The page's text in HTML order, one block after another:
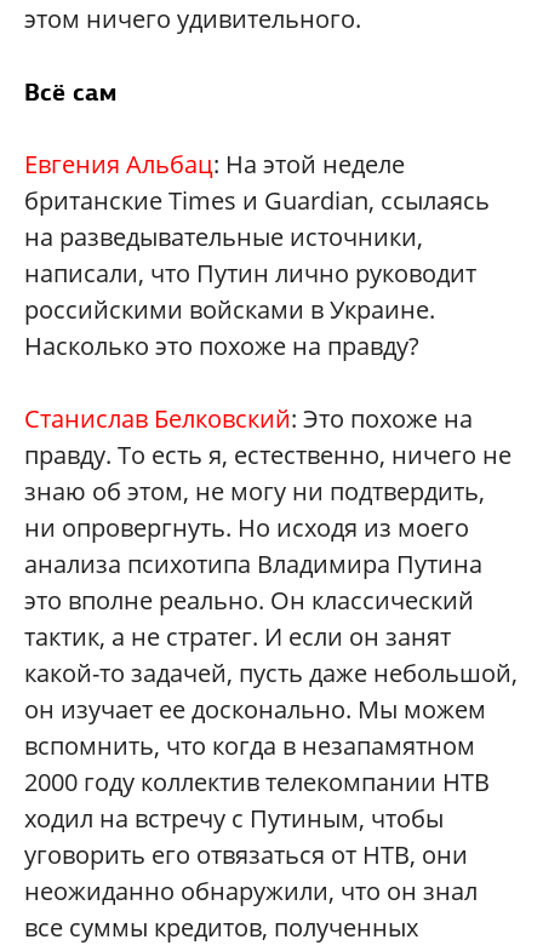
этом ничего удивительного.
Всё сам
Евгения Альбац: На этой неделе
британские Times и Guardian, ссылаясь
на разведывательные источники,
написали, что Путин лично руководит
российскими войсками в Украине.
Насколько это похоже на правду?
Станислав Белковский: Это похоже на
правду. То есть я, естественно, ничего не
знаю об этом, не могу ни подтвердить,
ни опровергнуть. Но исходя из моего
анализа психотипа Владимира Путина
это вполне реально. Он классический
тактик, а не стратег. И если он занят
какой-то задачей, пусть даже небольшой,
он изучает ее досконально. Мы можем
вспомнить, что когда в незапамятном
2000 году коллектив телекомпании НТВ
ходил на встречу с Путиным, чтобы
уговорить его отвязаться от НТВ, они
неожиданно обнаружили, что он знал
все суммы кредитов, полученных